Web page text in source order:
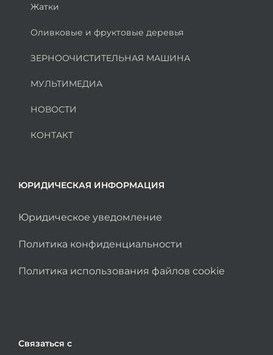
Жатки
Оливковые и фруктовые деревья
ЗЕРНООЧИСТИТЕЛЬНАЯ МАШИНА
МУЛЬТИМЕДИА
НОВОСТИ
КОНТАКТ
ЮРИДИЧЕСКАЯ ИНФОРМАЦИЯ
Юридическое уведомление
Политика конфиденциальности
Политика использования файлов cookie
Связаться с